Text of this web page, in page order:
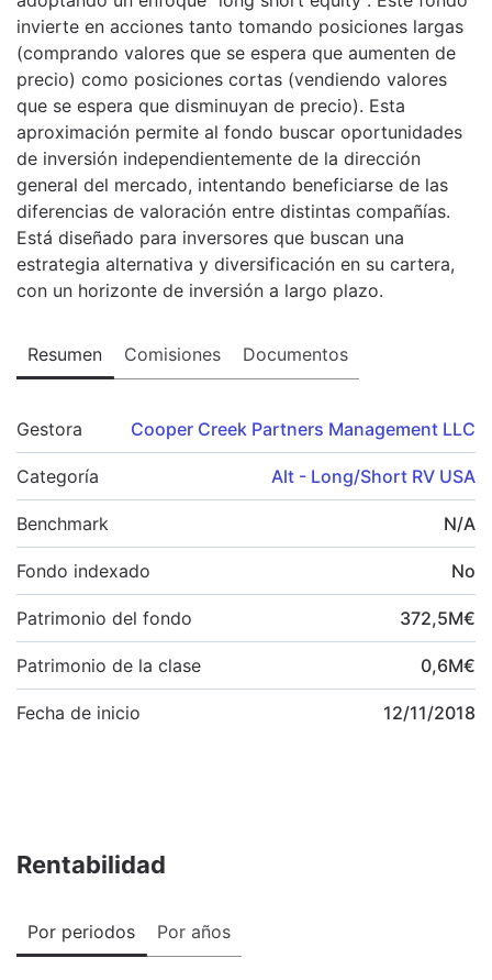
invierte en acciones tanto tomando posiciones largas
(comprando valores que se espera que aumenten de
precio) como posiciones cortas (vendiendo valores
que se espera que disminuyan de precio). Esta
aproximación permite al fondo buscar oportunidades
de inversión independientemente de la dirección
general del mercado, intentando beneficiarse de las
diferencias de valoración entre distintas compañías.
Está diseñado para inversores que buscan una
estrategia alternativa y diversificación en su cartera,
con un horizonte de inversión a largo plazo.
Resumen Comisiones Documentos
Gestora Cooper Creek Partners Management LLC
Categoría Alt - Long/Short RV USA
Benchmark N/A
Fondo indexado No
Patrimonio del fondo 372,5M€
Patrimonio de la clase 0,6M€
Fecha de inicio 12/11/2018
Rentabilidad
Por periodos Por años